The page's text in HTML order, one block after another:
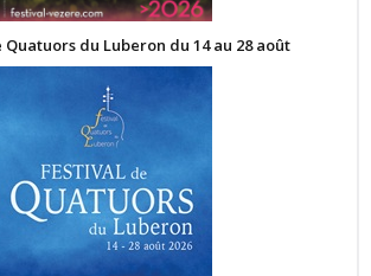
Quatuors du Luberon du 14 au 28 août